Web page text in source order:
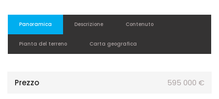
Panoramica Descrizione Contenuto
Pianta del terreno Carta geografica
Prezzo 595 000 €